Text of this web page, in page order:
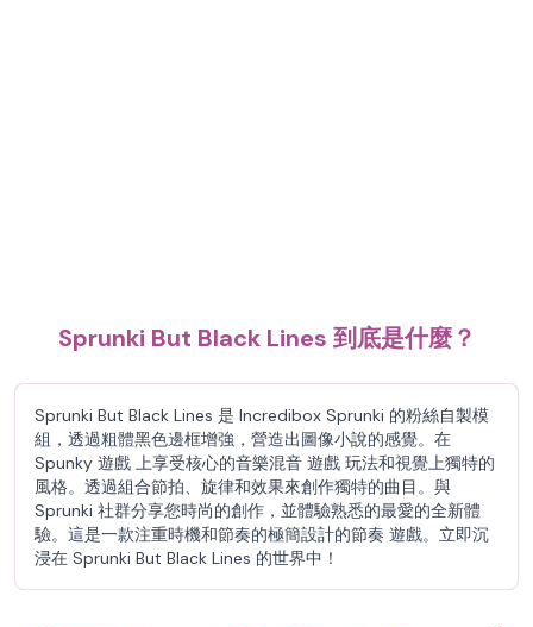
Sprunki But Black Lines 到底是什麼？
Sprunki But Black Lines 是 Incredibox Sprunki 的粉絲自製模
組，透過粗體黑色邊框增強，營造出圖像小說的感覺。在
Spunky 遊戲 上享受核心的音樂混音 遊戲 玩法和視覺上獨特的
風格。透過組合節拍、旋律和效果來創作獨特的曲目。與
Sprunki 社群分享您時尚的創作，並體驗熟悉的最愛的全新體
驗。這是一款注重時機和節奏的極簡設計的節奏 遊戲。立即沉
浸在 Sprunki But Black Lines 的世界中！